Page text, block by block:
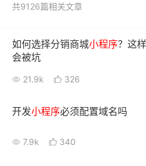
有赞成功案例 新
面对面聊增长
有赞春季发布会
共9126篇相关文章
如何选择分销商城小程序？这
会被坑
21.9k 326
开发小程序必须配置域名吗
7.9k 340